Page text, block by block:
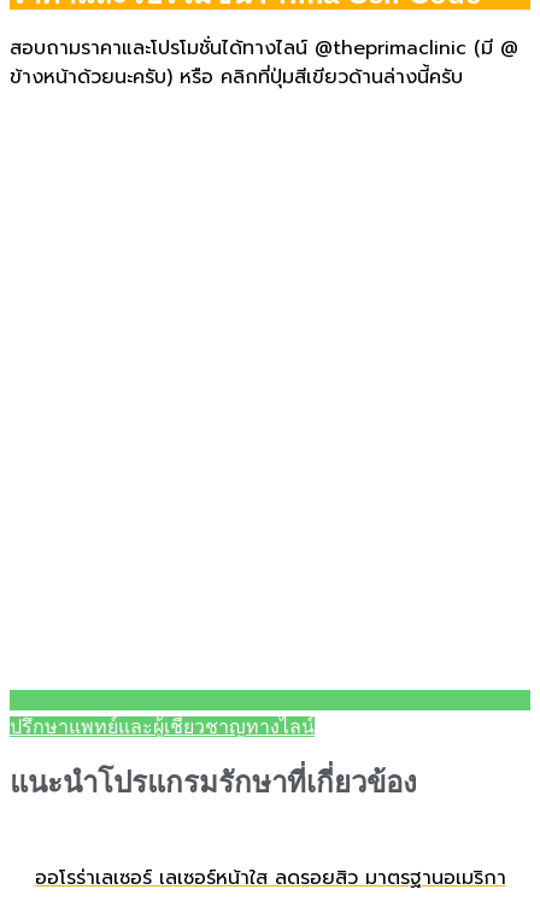
สอบถามราคาและโปรโมชั่นได้ทางไลน์ @theprimaclinic (มี @
ข้างหน้าด้วยนะครับ) หรือ คลิกที่ปุ่มสีเขียวด้านล่างนี้ครับ
ปรึกษาแพทย์และผู้เชี่ยวชาญทางไลน์
แนะนำโปรแกรมรักษาที่เกี่ยวข้อง
ออโรร่าเลเซอร์ เลเซอร์หน้าใส ลดรอยสิว มาตรฐานอเมริกา